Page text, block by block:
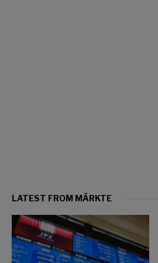
LATEST FROM MÄRKTE